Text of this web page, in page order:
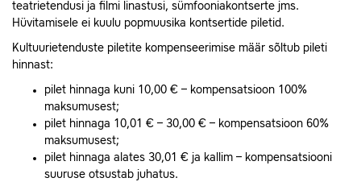
teatrietendusi ja filmi linastusi, sümfooniakontserte jms.
Hüvitamisele ei kuulu popmuusika kontsertide piletid.
Kultuurietenduste piletite kompenseerimise määr sõltub pileti
hinnast:
pilet hinnaga kuni 10,00 € – kompensatsioon 100%
maksumusest;
pilet hinnaga 10,01 € – 30,00 € – kompensatsioon 60%
maksumusest;
pilet hinnaga alates 30,01 € ja kallim – kompensatsiooni
suuruse otsustab juhatus.